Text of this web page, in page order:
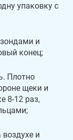
упаковку с
и
конец;
Плотно
щеки и
8-12 раз,
и